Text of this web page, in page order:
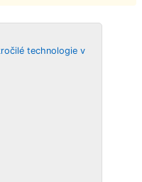
technologie v